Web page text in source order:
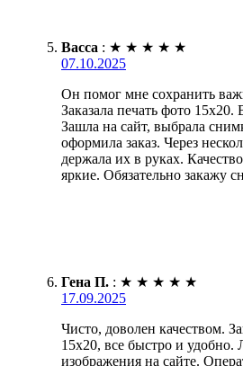
Васса : ★ ★ ★ ★ ★
07.10.2025
Он помог мне сохранить
Заказала печать фото
Зашла на сайт, выбрала
оформила заказ. Через
держала их в руках.
яркие. Обязательно закажу
Гена П. : ★ ★ ★ ★ ★
17.09.2025
Чисто, доволен качеством.
15х20, все быстро и удобно.
изображения на сайте.